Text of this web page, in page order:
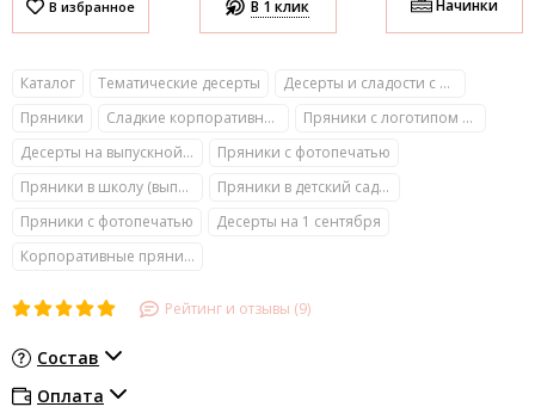
В 1 клик Начинки
Каталог Тематические десерты
Десерты и сладости с фото
Пряники
Сладкие корпоративные подарки с логотипом
Пряники с логотипом компании
Десерты на выпускной (в школу и детский сад)
Пряники с фотопечатью
Пряники в школу (выпускной, День знаний, День учителя)
Пряники в детский сад (выпускной, День знаний, День воспитателя)
Пряники с фотопечатью
Десерты на 1 сентября
Корпоративные пряники с логотипом
Рейтинг и отзывы (9)
Состав
Оплата